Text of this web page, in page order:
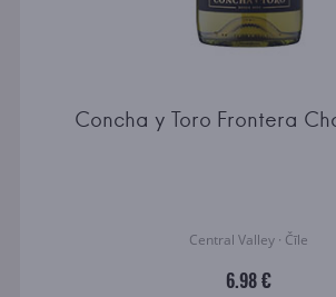
Concha y Toro Frontera
Central Valley · Čīle
6.98 €